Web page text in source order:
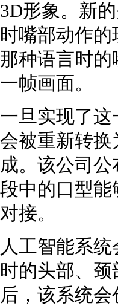
3D形象。新
时嘴部动作
那种语言时
一帧画面。
一旦实现了
会被重新转
成。该公司
段中的口型
对接。
人工智能系
时的头部、
后，该系统